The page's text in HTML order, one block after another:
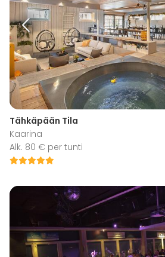
Tähkäpään Tila
Kaarina
Alk. 80 € per tunti